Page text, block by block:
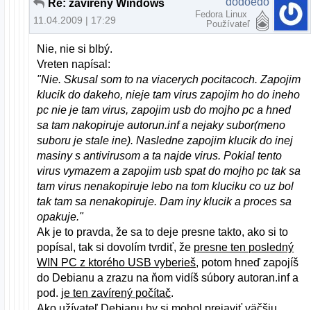
Re: zavireny Windows
11.04.2009 | 17:29
Fedora Linux
Používateľ
Nie, nie si blbý.
Vreten napísal:
"Nie. Skusal som to na viacerych pocitacoch. Zapojim
klucik do dakeho, nieje tam virus zapojim ho do ineho
pc nie je tam virus, zapojim usb do mojho pc a hned
sa tam nakopiruje autorun.inf a nejaky subor(meno
suboru je stale ine). Nasledne zapojim klucik do inej
masiny s antivirusom a ta najde virus. Pokial tento
virus vymazem a zapojim usb spat do mojho pc tak sa
tam virus nenakopiruje lebo na tom kluciku co uz bol
tak tam sa nenakopiruje. Dam iny klucik a proces sa
opakuje."
Ak je to pravda, že sa to deje presne takto, ako si to
popísal, tak si dovolím tvrdiť, že presne ten posledný
WIN PC z ktorého USB vyberieš, potom hneď zapojíš
do Debianu a zrazu na ňom vidíš súbory autoran.inf a
pod. je ten zavírený počítač.